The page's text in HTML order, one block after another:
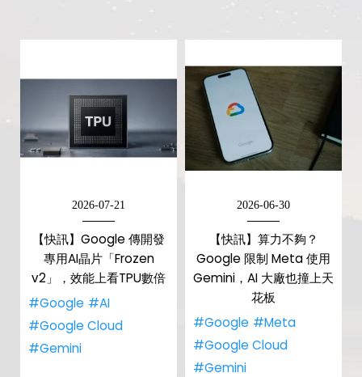
2026-07-21
【快訊】Google 傳開發
專用AI晶片「Frozen
v2」，效能上看TPU數倍
#Google #AI
#Google Cloud
#Gemini
2026-06-30
【快訊】算力不夠？
Google 限制 Meta 使用
Gemini，AI 大廠也撞上天
花板
#Google #Meta
#Google Cloud
#Gemini